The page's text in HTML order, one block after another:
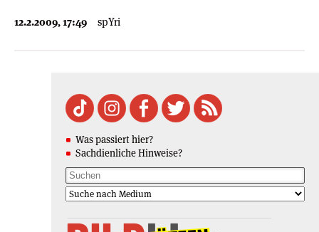
12.2.2009, 17:49 spYri
Was passiert hier?
Sachdienliche Hinweise?